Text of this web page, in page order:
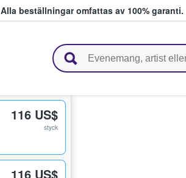
Alla beställningar omfattas av 100% garanti.
116 US$
styck
116 US$